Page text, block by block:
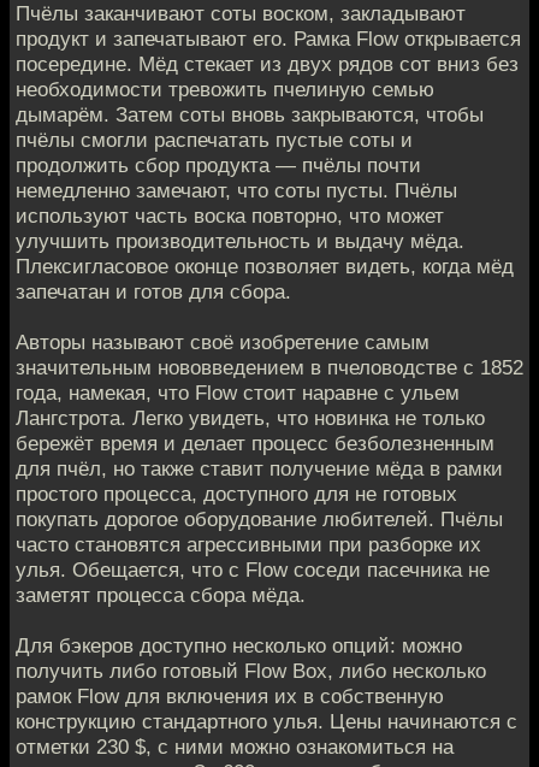
Пчёлы заканчивают соты воском, закладывают
продукт и запечатывают его. Рамка Flow открывается
посередине. Мёд стекает из двух рядов сот вниз без
необходимости тревожить пчелиную семью
дымарём. Затем соты вновь закрываются, чтобы
пчёлы смогли распечатать пустые соты и
продолжить сбор продукта — пчёлы почти
немедленно замечают, что соты пусты. Пчёлы
используют часть воска повторно, что может
улучшить производительность и выдачу мёда.
Плексигласовое оконце позволяет видеть, когда мёд
запечатан и готов для сбора.
Авторы называют своё изобретение самым
значительным нововведением в пчеловодстве с 1852
года, намекая, что Flow стоит наравне с ульем
Лангстрота. Легко увидеть, что новинка не только
бережёт время и делает процесс безболезненным
для пчёл, но также ставит получение мёда в рамки
простого процесса, доступного для не готовых
покупать дорогое оборудование любителей. Пчёлы
часто становятся агрессивными при разборке их
улья. Обещается, что с Flow соседи пасечника не
заметят процесса сбора мёда.
Для бэкеров доступно несколько опций: можно
получить либо готовый Flow Box, либо несколько
рамок Flow для включения их в собственную
конструкцию стандартного улья. Цены начинаются с
отметки 230 $, с ними можно ознакомиться на